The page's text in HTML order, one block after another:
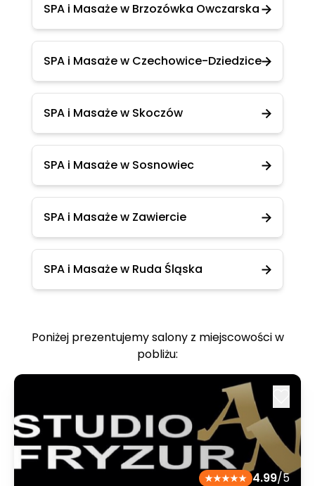
SPA i Masaże w Brzozówka Owczarska
SPA i Masaże w Czechowice-Dziedzice
SPA i Masaże w Skoczów
SPA i Masaże w Sosnowiec
SPA i Masaże w Zawiercie
SPA i Masaże w Ruda Śląska
Poniżej prezentujemy salony z miejscowości w
pobliżu:
4.99/5